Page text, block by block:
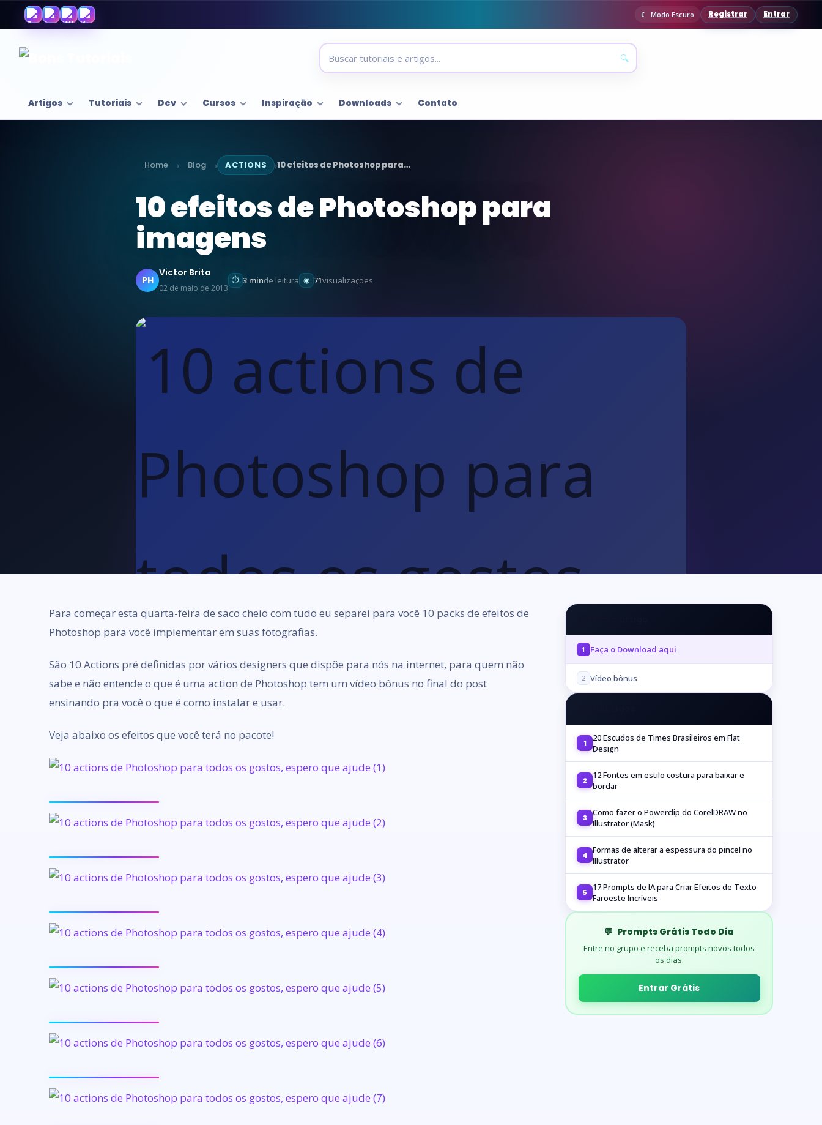
Modo Escuro Registrar Entrar
🔍
Artigos Tutoriais Dev Cursos Inspiração Downloads Contato
Home › Blog › ACTIONS ›10 efeitos de Photoshop para…
10 efeitos de Photoshop para
imagens
PH
Victor Brito
02 de maio de 2013
3 minde leitura 71visualizações
Para começar esta quarta-feira de saco cheio com tudo eu separei para você 10 packs de efeitos de
Photoshop para você implementar em suas fotografias.
São 10 Actions pré definidas por vários designers que dispõe para nós na internet, para quem não
sabe e não entende o que é uma action de Photoshop tem um vídeo bônus no final do post
ensinando pra você o que é como instalar e usar.
Veja abaixo os efeitos que você terá no pacote!
1 Faça o Download aqui
2 Vídeo bônus
1
20 Escudos de Times Brasileiros em Flat
Design
2
12 Fontes em estilo costura para baixar e
bordar
3 Como fazer o Powerclip do CorelDRAW no
Illustrator (Mask)
4 Formas de alterar a espessura do pincel no
Illustrator
5
17 Prompts de IA para Criar Efeitos de Texto
Faroeste Incríveis
💬 Prompts Grátis Todo Dia
Entre no grupo e receba prompts novos todos
os dias.
Entrar Grátis